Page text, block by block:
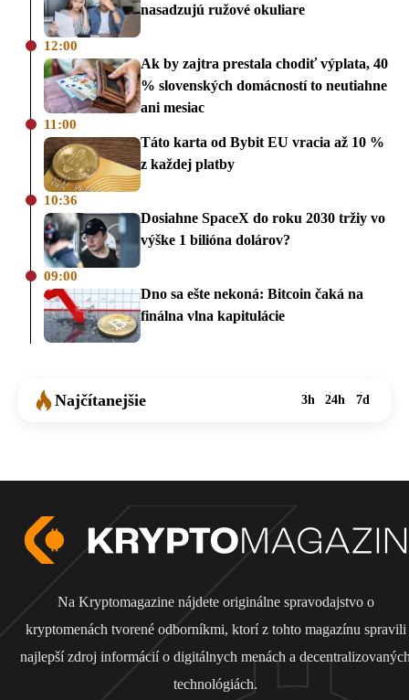
nasadzujú ružové okuliare
12:00
Ak by zajtra prestala chodiť výplata, 40
% slovenských domácností to neutiahne
ani mesiac
11:00
Táto karta od Bybit EU vracia až 10 %
z každej platby
10:36
Dosiahne SpaceX do roku 2030 tržiy vo
výške 1 bilióna dolárov?
09:00
Dno sa ešte nekoná: Bitcoin čaká na
finálna vlna kapitulácie
Najčítanejšie 3h 24h 7d
Na Kryptomagazine nájdete originálne spravodajstvo o
kryptomenách tvorené odborníkmi, ktorí z tohto magazínu spravili
najlepší zdroj informácií o digitálnych menách a
technológiách.